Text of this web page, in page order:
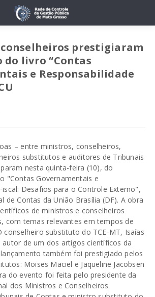
prestigiaram
livro “Contas
e Responsabilidade
– entre ministros, conselheiros,
substitutos e auditores de Tribunais
nesta quinta-feira (10), do
"Contas Governamentais e
Desafios para o Controle Externo",
de Contas da União Brasília (DF). A obra
de ministros e conselheiros
com temas relevantes em tempos de
conselheiro substituto do TCE-MT, Isaías
autor de um dos artigos científicos da
também foi prestigiado pelos
Moises Maciel e Jaqueline Jacobsen
do evento foi feita pelo presidente da
dos Ministros e Conselheiros